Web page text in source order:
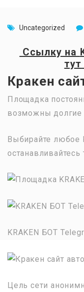
Uncategorized
Ссылку на
тут
Кракен
Площадка
возможны долгие
Выбирайте любое
останавливайтесь
KRAKEN БОТ
Цель сети